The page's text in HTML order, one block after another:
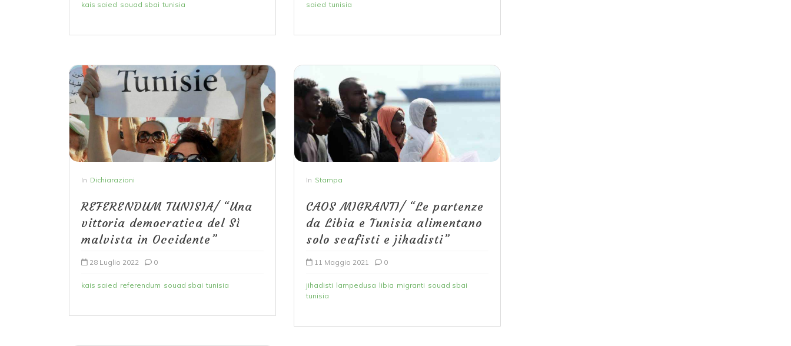
kais saied souad sbai tunisia
In Dichiarazioni
REFERENDUM TUNISIA/ “Una
vittoria democratica del Sì
malvista in Occidente”
28 Luglio 2022 0
kais saied referendum souad sbai tunisia
saied tunisia
In Stampa
CAOS MIGRANTI/ “Le partenze
da Libia e Tunisia alimentano
solo scafisti e jihadisti”
11 Maggio 2021 0
jihadisti lampedusa libia migranti souad sbai
tunisia